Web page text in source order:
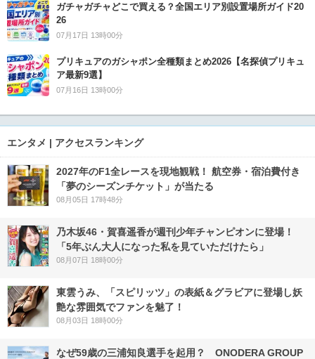
ガチャガチャどこで買える？全国エリア別設置場所ガイド20
26
07月17日 13時00分
プリキュアのガシャポン全種類まとめ2026【名探偵プリキュ
ア最新9選】
07月16日 13時00分
エンタメ | アクセスランキング
2027年のF1全レースを現地観戦！ 航空券・宿泊費付き
「夢のシーズンチケット」が当たる
08月05日 17時48分
乃木坂46・賀喜遥香が週刊少年チャンピオンに登場！
「5年ぶん大人になった私を見ていただけたら」
08月07日 18時00分
東雲うみ、「スピリッツ」の表紙＆グラビアに登場し妖
艶な雰囲気でファンを魅了！
08月03日 18時00分
なぜ59歳の三浦知良選手を起用？ ONODERA GROUP